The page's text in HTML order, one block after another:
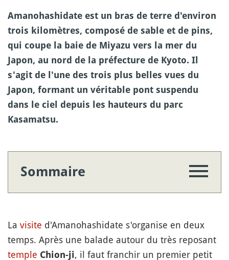
Amanohashidate est un bras de terre d'environ
trois kilomètres, composé de sable et de pins,
qui coupe la baie de Miyazu vers la mer du
Japon, au nord de la préfecture de Kyoto. Il
s'agit de l'une des trois plus belles vues du
Japon, formant un véritable pont suspendu
dans le ciel depuis les hauteurs du parc
Kasamatsu.
Sommaire
La visite d'Amanohashidate s'organise en deux
temps. Après une balade autour du très reposant
temple Chion-ji, il faut franchir un premier petit